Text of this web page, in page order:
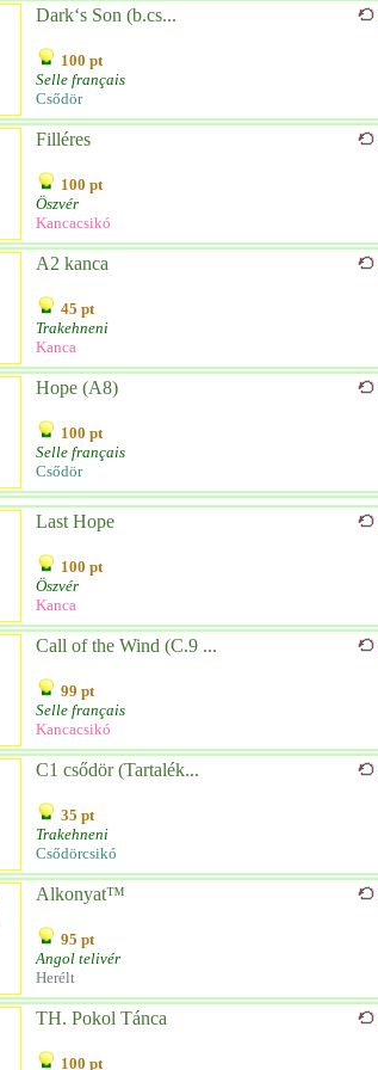
Dark‘s Son (b.cs...
100 pt
Selle français
Csődör
Filléres
100 pt
Öszvér
Kancacsikó
A2 kanca
45 pt
Trakehneni
Kanca
Hope (A8)
100 pt
Selle français
Csődör
Last Hope
100 pt
Öszvér
Kanca
Call of the Wind (C.9 ...
99 pt
Selle français
Kancacsikó
C1 csődör (Tartalék...
35 pt
Trakehneni
Csődörcsikó
Alkonyat™
95 pt
Angol telivér
Herélt
TH. Pokol Tánca
100 pt